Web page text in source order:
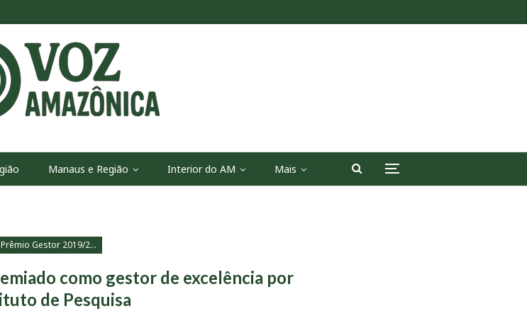
Manaus e Região Interior do AM Mais
Prêmio Gestor 2019/2020
como gestor de excelência por
de Pesquisa